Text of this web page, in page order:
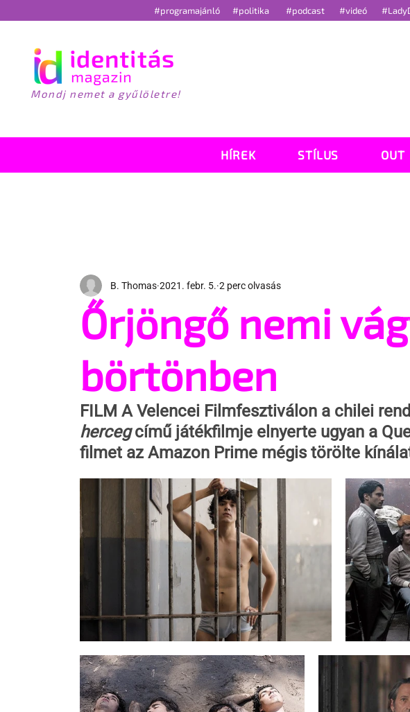
#programajánló #politika #podcast #videó
Mondj nemet a gyűlöletre!
HÍREK STÍLUS OUT
Őrjöngő nemi
börtönben
B. Thomas 2021. febr. 5. 2 perc olvasás
FILM A Velencei Filmfesztiválon a chilei
herceg című játékfilmje elnyerte ugyan a
filmet az Amazon Prime mégis törölte